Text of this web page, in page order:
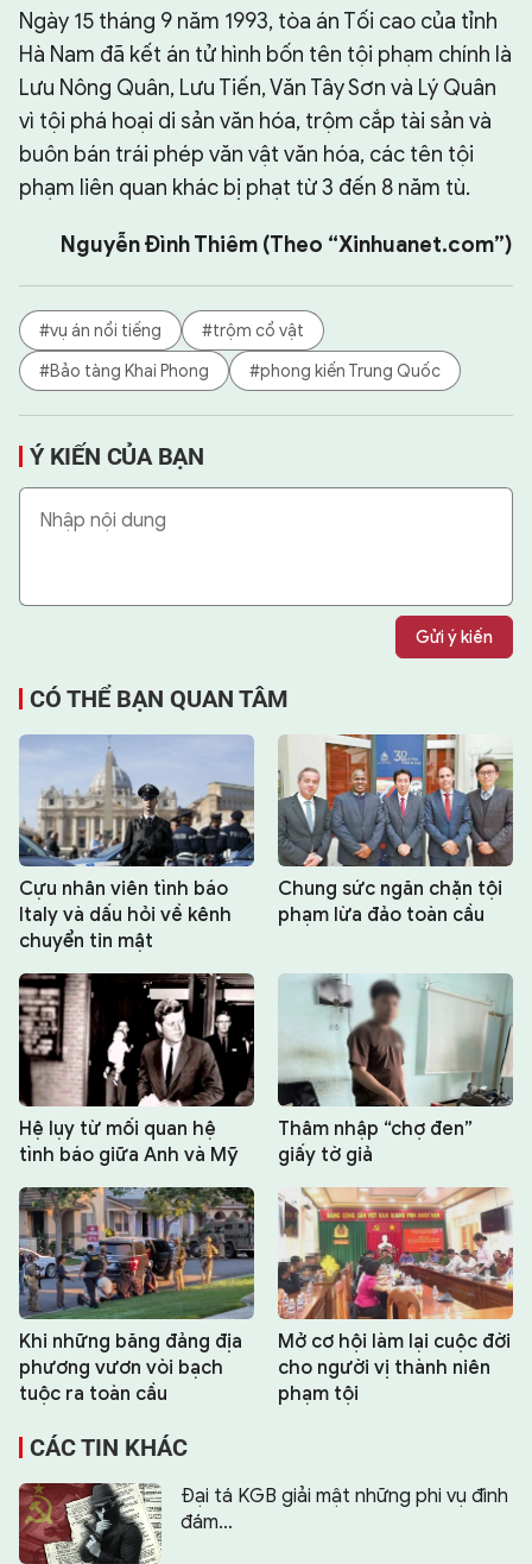
Ngày 15 tháng 9 năm 1993, tòa án Tối cao của tỉnh
Hà Nam đã kết án tử hình bốn tên tội phạm chính là
Lưu Nông Quân, Lưu Tiến, Văn Tây Sơn và Lý Quân
vì tội phá hoại di sản văn hóa, trộm cắp tài sản và
buôn bán trái phép văn vật văn hóa, các tên tội
phạm liên quan khác bị phạt từ 3 đến 8 năm tù.
Nguyễn Đình Thiêm (Theo “Xinhuanet.com”)
#vụ án nổi tiếng
#trộm cổ vật
#Bảo tàng Khai Phong
#phong kiến Trung Quốc
Ý KIẾN CỦA BẠN
Gửi ý kiến
CÓ THỂ BẠN QUAN TÂM
Cựu nhân viên tình báo
Italy và dấu hỏi về kênh
chuyển tin mật
Chung sức ngăn chặn tội
phạm lừa đảo toàn cầu
Hệ lụy từ mối quan hệ
tình báo giữa Anh và Mỹ
Thâm nhập “chợ đen”
giấy tờ giả
Khi những băng đảng địa
phương vươn vòi bạch
tuộc ra toàn cầu
Mở cơ hội làm lại cuộc đời
cho người vị thành niên
phạm tội
CÁC TIN KHÁC
Đại tá KGB giải mật những phi vụ đình
đám…